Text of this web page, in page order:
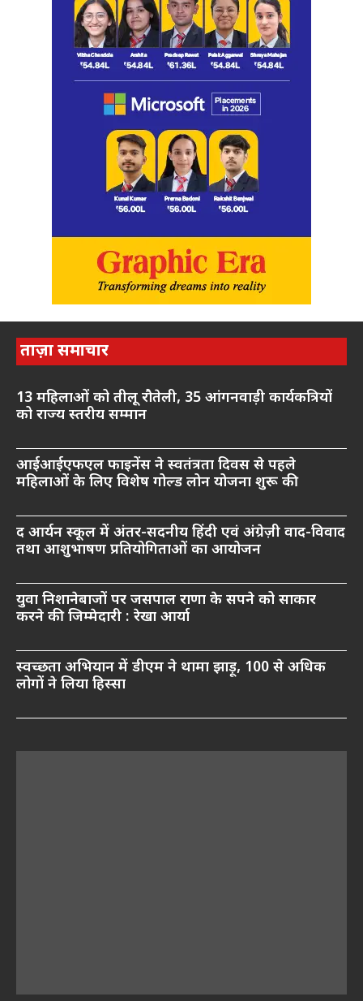
ताज़ा समाचार
13 महिलाओं को तीलू रौतेली, 35 आंगनवाड़ी कार्यकत्रियों
को राज्य स्तरीय सम्मान
आईआईएफएल फाइनेंस ने स्वतंत्रता दिवस से पहले
महिलाओं के लिए विशेष गोल्ड लोन योजना शुरू की
द आर्यन स्कूल में अंतर-सदनीय हिंदी एवं अंग्रेज़ी वाद-विवाद
तथा आशुभाषण प्रतियोगिताओं का आयोजन
युवा निशानेबाजों पर जसपाल राणा के सपने को साकार
करने की जिम्मेदारी : रेखा आर्या
स्वच्छता अभियान में डीएम ने थामा झाड़ू, 100 से अधिक
लोगों ने लिया हिस्सा